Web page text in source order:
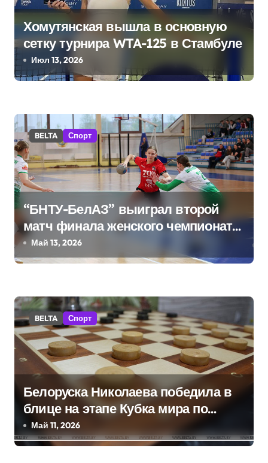
я
п
о
а
п
и
с
я
м
Хомутянская вышла в основную
сетку турнира WTA-125 в Стамбуле
Июл 13, 2026
BELTA Спорт
“БНТУ-БелАЗ” выиграл второй
матч финала женского чемпионата
Беларуси по гандболу
Май 13, 2026
BELTA Спорт
Белоруска Николаева победила в
блице на этапе Кубка мира по
шашкам в Ташкенте
Май 11, 2026